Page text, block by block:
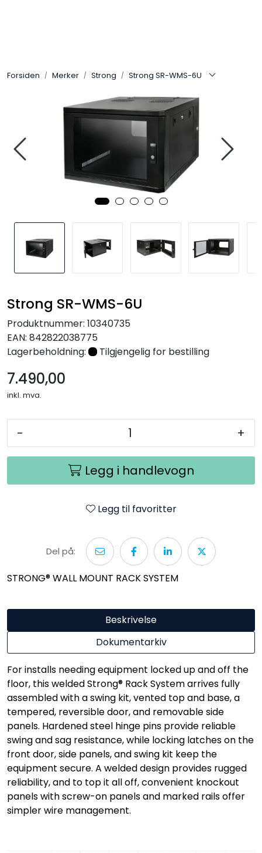
Forsiden Merker Strong Strong SR-WMS-6U
Strong SR-WMS-6U
Produktnummer: 10340735
EAN: 842822038775
Lagerbeholdning:
Tilgjengelig for bestilling
7.490,00
inkl. mva.
- +
Legg i handlevogn
Legg til favoritter
Del på:
STRONG® WALL MOUNT RACK SYSTEM
Beskrivelse
Dokumentarkiv
For installs needing equipment locked up and off the
floor, this welded Strong® Rack System arrives fully
assembled with a swing kit, vented top and base, a
tempered, reversible door, and removable side
panels. Hardened steel hinge pins provide reliable
swing and sag resistance, while locking latches on the
front door, side panels, and swing kit keep the
equipment secure. A welded design provides rugged
reliability, and to top it all off, convenient knockout
panels with screw-on panels and marked rails offer
simpler wire management.
SONOS
KNX
Kabler
Nettverk
Tilbehør
Merker